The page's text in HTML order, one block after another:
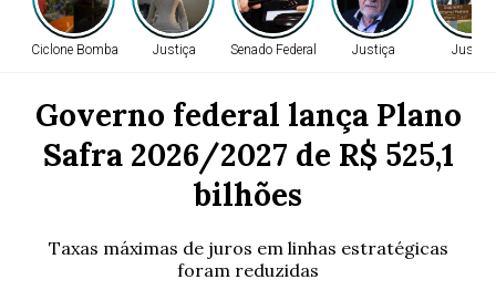
Ciclone Bomba Justiça Senado Federal Justiça Justiça
Governo federal lança Plano
Safra 2026/2027 de R$ 525,1
bilhões
Taxas máximas de juros em linhas estratégicas
foram reduzidas